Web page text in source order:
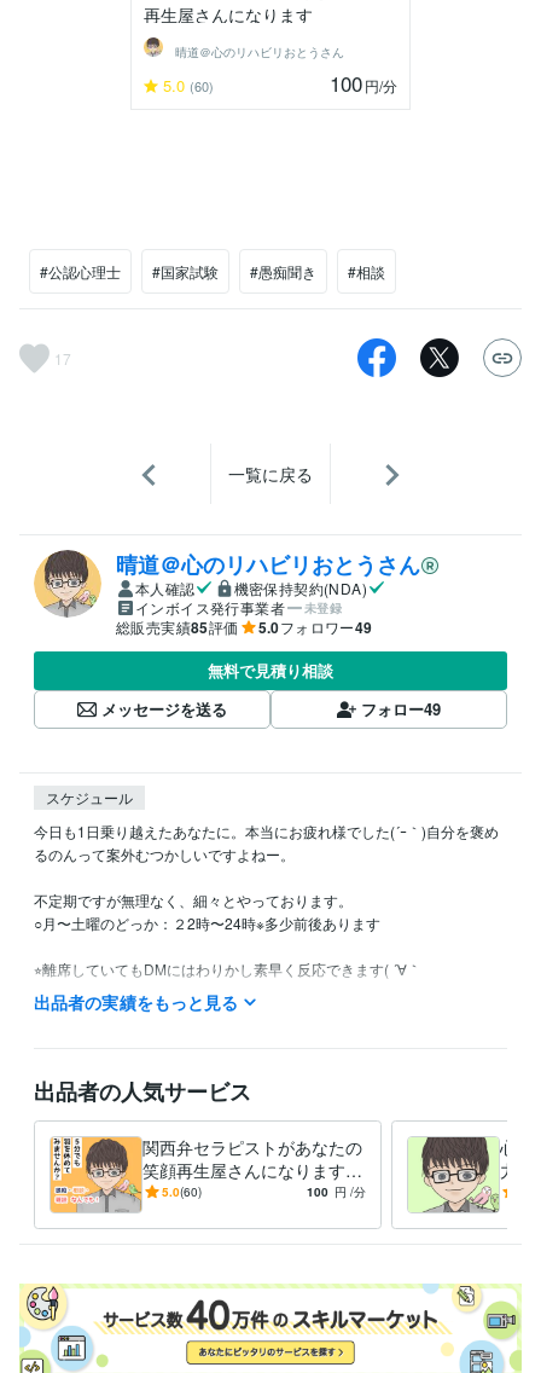
再生屋さんになります
晴道＠心のリハビリおとうさん
5.0 (60) 100円/分
#公認心理士 #国家試験 #愚痴聞き #相談
17
一覧に戻る
晴道＠心のリハビリおとうさん
本人確認
機密保持契約(NDA)
インボイス発行事業者
未登録
総販売実績85評価 5.0フォロワー49
無料で見積り相談
メッセージを送る
フォロー49
スケジュール
今日も1日乗り越えたあなたに。本当にお疲れ様でした(´ｰ｀)自分を褒め
るのんって案外むつかしいですよねー。
不定期ですが無理なく、細々とやっております。
○月〜土曜のどっか：２2時〜24時※多少前後あります
⭐︎離席していてもDMにはわりかし素早く反応できます( ´∀｀
寝落ちしてたらすみませんm(__)m
製薬メーカー 2003年3月 ~ 2014年2月
資格・検定
医薬情報担当者認定（MR認定） 取得年 : 2002年
言語聴覚士 取得年 : 2014年
公認心理師 取得年 : 2021年
得意分野
発達
学歴
関西の4大 1998年3月 ~ 2002年2月
出品者の実績をもっと見る
出品者の人気サービス
関西弁セラピストがあなたの
笑顔再生屋さんになります
今日がどんな日でも 愚痴で
ないで✨
5.0(60) 100 円 /分
心理
力向
聞き